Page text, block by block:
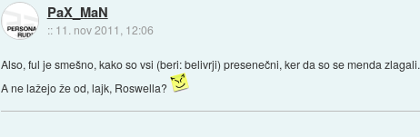
PaX_MaN
:: 11. nov 2011, 12:06
Also, ful je smešno, kako so vsi (beri: belivrji) presenečni, ker da so se menda zlagali.
A ne lažejo že od, lajk, Roswella?